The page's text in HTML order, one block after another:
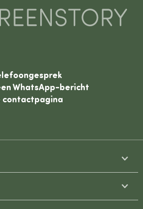
WhatsApp-bericht
contactpagina